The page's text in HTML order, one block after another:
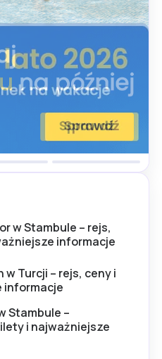
w Stambule – rejs,
informacje
w Turcji – rejs, ceny i
informacje
Stambule –
i najważniejsze